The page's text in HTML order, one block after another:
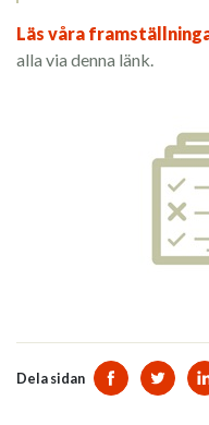
Läs våra
alla via denna länk.
Dela sidan Dela sidan
Dela